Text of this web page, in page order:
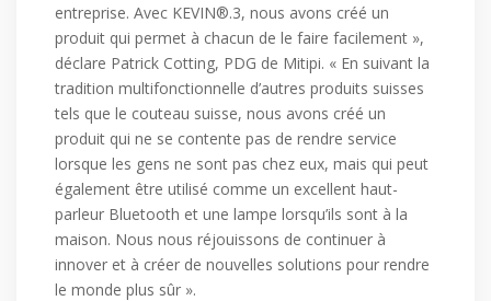
entreprise. Avec KEVIN®.3, nous avons créé un
produit qui permet à chacun de le faire facilement »,
déclare Patrick Cotting, PDG de Mitipi. « En suivant la
tradition multifonctionnelle d’autres produits suisses
tels que le couteau suisse, nous avons créé un
produit qui ne se contente pas de rendre service
lorsque les gens ne sont pas chez eux, mais qui peut
également être utilisé comme un excellent haut-
parleur Bluetooth et une lampe lorsqu’ils sont à la
maison. Nous nous réjouissons de continuer à
innover et à créer de nouvelles solutions pour rendre
le monde plus sûr ».